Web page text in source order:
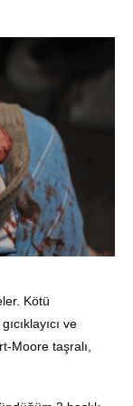
Kötü
ve
Moore taşralı,